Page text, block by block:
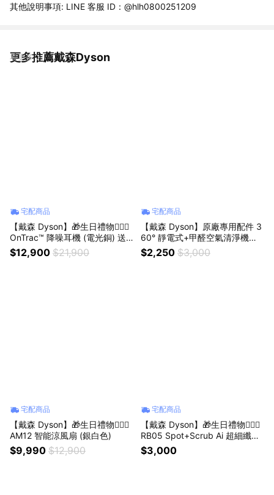
其他說明事項: LINE 客服 ID：@hlh0800251209
更多推薦戴森Dyson
看更多
宅配商品
【戴森 Dyson】🎁生日禮物👩‍❤️‍👨
OnTrac™ 降噪耳機 (電光銅) 送
耳機外殼+耳墊各一對
$12,900 $21,900
宅配商品
【戴森 Dyson】原廠專用配件 3
60° 靜電式+甲醛空氣清淨機濾
網 (HJ10系列適用)
$2,250 $3,000
宅配商品
【戴森 Dyson】🎁生日禮物👩‍❤️‍👨
AM12 智能涼風扇 (銀白色)
$9,990 $12,900
宅配商品
【戴森 Dyson】🎁生日禮物👩‍❤️‍👨
RB05 Spot+Scrub Ai 超細纖維
洗地滾筒
$3,000